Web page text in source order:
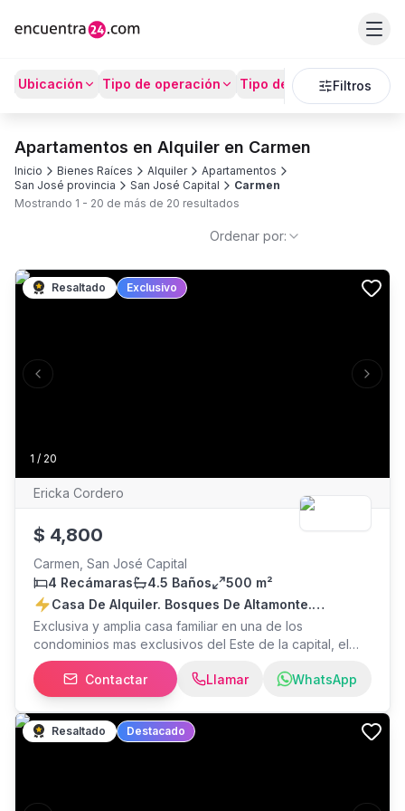
Ubicación Tipo de operación Tipo de Propiedad
Filtros
Apartamentos en Alquiler en Carmen
Inicio Bienes Raíces Alquiler
Apartamentos
San José provincia
San José Capital
Carmen
Mostrando 1 - 20 de más de 20 resultados
Ordenar por:
1 / 20
Previous slide Next
Resaltado Exclusivo
Ericka Cordero
$ 4,800
Carmen, San José Capital
4 Recámaras
4.5 Baños
500 m²
Casa De Alquiler. Bosques De Altamonte.
Curridabat
Exclusiva y amplia casa familiar en una de los
condominios mas exclusivos del Este de la capital, el
condominio cuenta con tapia perimetral, excelente
seguridad, senderos, piscina, salón de fiestas, apartado
postal, parque de perros, parque infantil, cancha de
tennis y cancha de basquetball. Una ubicación muy
conveniente para accesar a minutos todo tipo de
sobre de granito y espacio para antecomendor, patio
Contactar Llamar WhatsApp
Resaltado Destacado